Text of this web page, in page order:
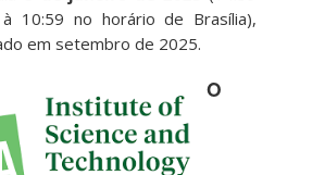
10:59 no horário de Brasília),
em setembro de 2025.
O